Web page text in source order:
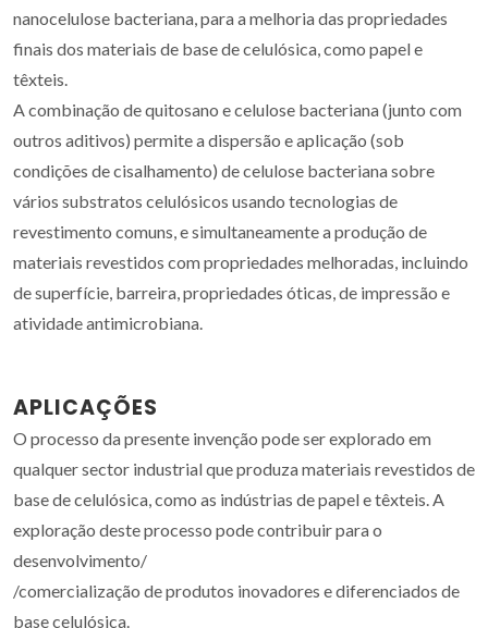
nanocelulose bacteriana, para a melhoria das propriedades
finais dos materiais de base de celulósica, como papel e
têxteis.
A combinação de quitosano e celulose bacteriana (junto com
outros aditivos) permite a dispersão e aplicação (sob
condições de cisalhamento) de celulose bacteriana sobre
vários substratos celulósicos usando tecnologias de
revestimento comuns, e simultaneamente a produção de
materiais revestidos com propriedades melhoradas, incluindo
de superfície, barreira, propriedades óticas, de impressão e
atividade antimicrobiana.
APLICAÇÕES
O processo da presente invenção pode ser explorado em
qualquer sector industrial que produza materiais revestidos de
base de celulósica, como as indústrias de papel e têxteis. A
exploração deste processo pode contribuir para o
desenvolvimento/
/comercialização de produtos inovadores e diferenciados de
base celulósica.